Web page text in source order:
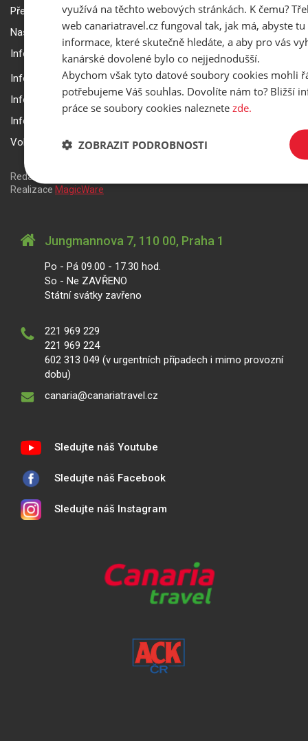
Přepravní podmínky Smartwings
Nastavení a ochrana soukromí
Informace k rezervaci zájezdu
Informace k pojištění
Informace k letecké přepravě
Informace k ubytování a pobytu
Volitelné doplňkové služby
Redakční systém
Realizace MagicWare
Jungmannova 7, 110 00, Praha 1
Po - Pá 09.00 - 17.30 hod.
So - Ne ZAVŘENO
Státní svátky zavřeno
221 969 229
221 969 224
602 313 049 (v urgentních případech i mimo provozní
dobu)
canaria@canariatravel.cz
Sledujte náš Youtube
Sledujte náš Facebook
Sledujte náš Instagram
využívá na těchto webových stránkách. K čemu?
web canariatravel.cz fungoval tak, jak má, abyste
informace, které skutečně hledáte, a aby pro vás
kanárské dovolené bylo co nejjednodušší.
Abychom však tyto datové soubory cookies mohli
potřebujeme Váš souhlas. Dovolíte nám to? Bližší
práce se soubory cookies naleznete zde.
ZOBRAZIT PODROBNOSTI